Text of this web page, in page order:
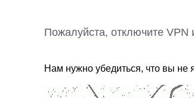
Пожалуйста, отключите
Нам нужно убедиться, что вы не